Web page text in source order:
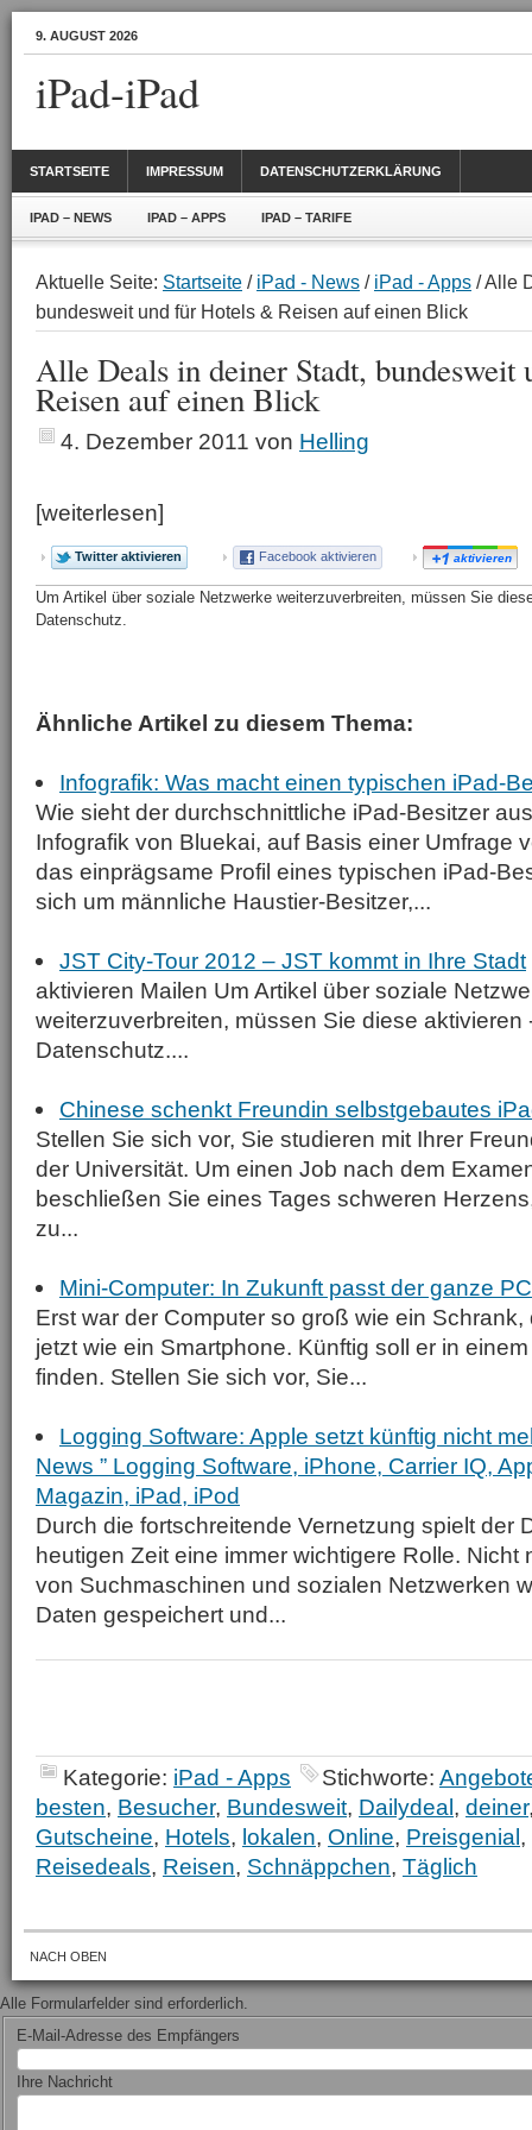
9. AUGUST 2026
iPad-iPad
STARTSEITE IMPRESSUM DATENSCHUTZERKLÄRUNG
IPAD – NEWS IPAD – APPS IPAD – TARIFE
Aktuelle Seite: Startseite / iPad - News / iPad - Apps / Alle
bundesweit und für Hotels & Reisen auf einen Blick
Alle Deals in deiner Stadt,
Reisen auf einen Blick
4. Dezember 2011 von Helling
[weiterlesen]
Twitter aktivieren Facebook aktivieren aktivieren
Um Artikel über soziale Netzwerke weiterzuverbreiten, müssen Sie
Datenschutz.
Ähnliche Artikel zu diesem Thema:
Infografik: Was macht einen typischen iPad-
Wie sieht der durchschnittliche iPad-Besitzer
Infografik von Bluekai, auf Basis einer Umfrage
das einprägsame Profil eines typischen iPad-
sich um männliche Haustier-Besitzer,...
JST City-Tour 2012 – JST kommt in Ihre Stadt
aktivieren Mailen Um Artikel über soziale
weiterzuverbreiten, müssen Sie diese aktivieren
Datenschutz....
Chinese schenkt Freundin selbstgebautes
Stellen Sie sich vor, Sie studieren mit Ihrer
der Universität. Um einen Job nach dem
beschließen Sie eines Tages schweren
zu...
Mini-Computer: In Zukunft passt der ganze
Erst war der Computer so groß wie ein
jetzt wie ein Smartphone. Künftig soll er in
finden. Stellen Sie sich vor, Sie...
Logging Software: Apple setzt künftig nicht
News ” Logging Software, iPhone, Carrier IQ,
Magazin, iPad, iPod
Durch die fortschreitende Vernetzung spielt der
heutigen Zeit eine immer wichtigere Rolle. Nicht
von Suchmaschinen und sozialen Netzwerken
Daten gespeichert und...
Kategorie: iPad - Apps Stichworte:
besten, Besucher, Bundesweit, Dailydeal, deiner
Gutscheine, Hotels, lokalen, Online, Preisgenial,
Reisedeals, Reisen, Schnäppchen, Täglich
NACH OBEN
Alle Formularfelder sind erforderlich.
E-Mail-Adresse des Empfängers
Ihre Nachricht